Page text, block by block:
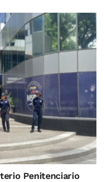
Penitenciario